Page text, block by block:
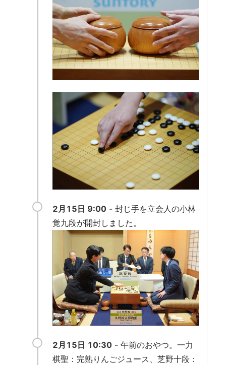
2月15日 9:00 - 封じ手を立会人の小林
覚九段が開封しました。
2月15日 10:30 - 午前のおやつ。一力
棋聖：完熟りんごジュース、芝野十段：